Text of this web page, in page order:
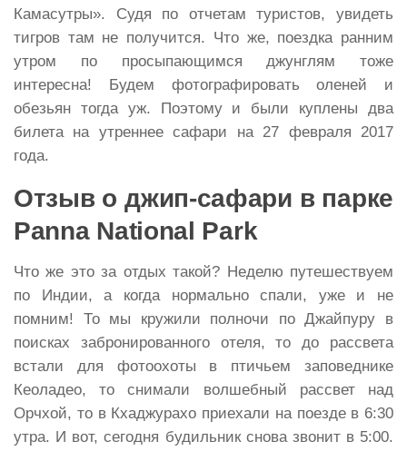
Камасутры». Судя по отчетам туристов, увидеть
тигров там не получится. Что же, поездка ранним
утром по просыпающимся джунглям тоже
интересна! Будем фотографировать оленей и
обезьян тогда уж. Поэтому и были куплены два
билета на утреннее сафари на 27 февраля 2017
года.
Отзыв о джип-сафари в парке
Panna National Park
Что же это за отдых такой? Неделю путешествуем
по Индии, а когда нормально спали, уже и не
помним! То мы кружили полночи по Джайпуру в
поисках забронированного отеля, то до рассвета
встали для фотоохоты в птичьем заповеднике
Кеоладео, то снимали волшебный рассвет над
Орчхой, то в Кхаджурахо приехали на поезде в 6:30
утра. И вот, сегодня будильник снова звонит в 5:00.